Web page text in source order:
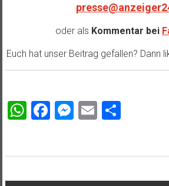
oder als Kommentar bei
Euch hat unser Beitrag gefallen? Dann
WhatsApp
Facebook
Messenger
EmailTeilen